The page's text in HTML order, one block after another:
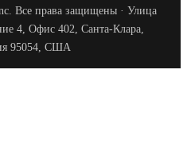
Все права защищены · Улица
4, Офис 402, Санта-Клара,
95054, США